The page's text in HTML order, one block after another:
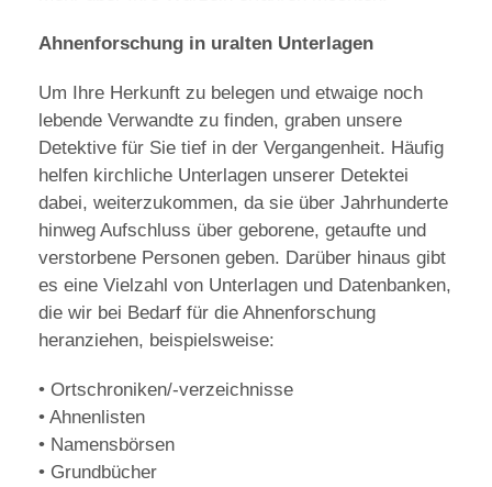
Ahnenforschung in uralten Unterlagen
Um Ihre Herkunft zu belegen und etwaige noch
lebende Verwandte zu finden, graben unsere
Detektive für Sie tief in der Vergangenheit. Häufig
helfen kirchliche Unterlagen unserer Detektei
dabei, weiterzukommen, da sie über Jahrhunderte
hinweg Aufschluss über geborene, getaufte und
verstorbene Personen geben. Darüber hinaus gibt
es eine Vielzahl von Unterlagen und Datenbanken,
die wir bei Bedarf für die Ahnenforschung
heranziehen, beispielsweise:
• Ortschroniken/-verzeichnisse
• Ahnenlisten
• Namensbörsen
• Grundbücher